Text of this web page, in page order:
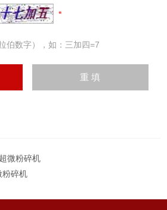
伯数字），如：三加四=7
微粉碎机
粉碎机